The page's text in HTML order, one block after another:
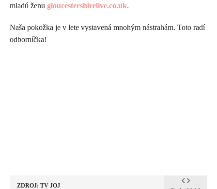
mladú ženu gloucestershirelive.co.uk.
Naša pokožka je v lete vystavená mnohým nástrahám. Toto radí
odborníčka!
ZDROJ: TV JOJ